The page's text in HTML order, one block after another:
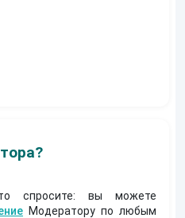
прошлого
спросите: вы можете
Модератору по любым